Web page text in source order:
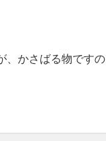
、かさばる物ですの